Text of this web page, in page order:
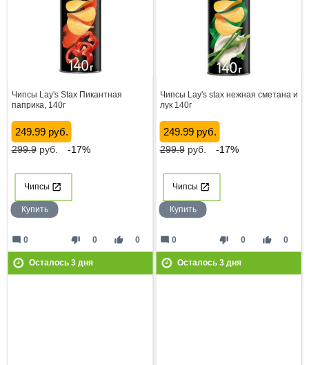
Чипсы Lay's Stax Пикантная
паприка, 140г
249.99 руб.
299.9руб. -17%
Чипсы
Купить
thumb_down 0 thumb_up 0
mode_comment 0
Осталось 3дня
Чипсы Lay's stax нежная сметана и
лук 140г
249.99 руб.
299.9руб. -17%
Чипсы
Купить
thumb_down 0 thumb_up 0
mode_comment 0
Осталось 3дня